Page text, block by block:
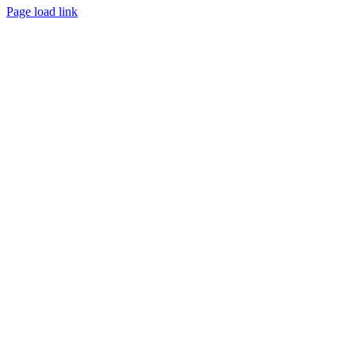
Page load link